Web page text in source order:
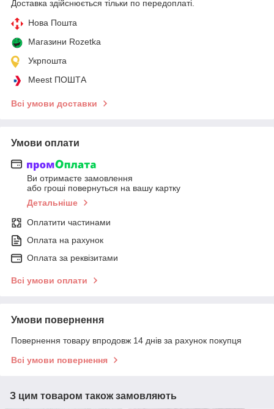
Доставка здійснюється тільки по передоплаті.
Нова Пошта
Магазини Rozetka
Укрпошта
Meest ПОШТА
Всі умови доставки
Умови оплати
Ви отримаєте замовлення
або гроші повернуться на вашу картку
Детальніше
Оплатити частинами
Оплата на рахунок
Оплата за реквізитами
Всі умови оплати
Умови повернення
Повернення товару впродовж 14 днів за рахунок покупця
Всі умови повернення
З цим товаром також замовляють